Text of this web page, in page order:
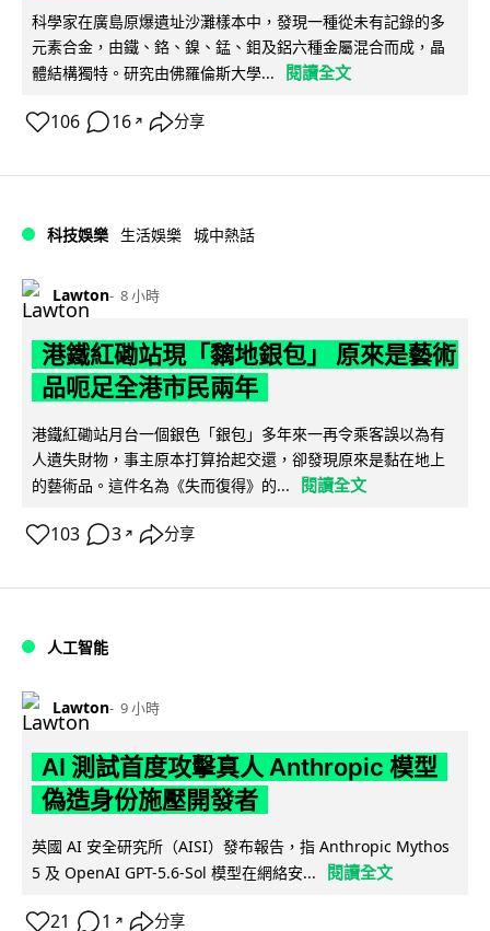
科學家在廣島原爆遺址沙灘樣本中，發現一種從未有記錄的多
元素合金，由鐵、鉻、鎳、錳、鉬及鋁六種金屬混合而成，晶
體結構獨特。研究由佛羅倫斯大學...
閱讀全文
106 16 ↗ 分享
科技娛樂 生活娛樂 城中熱話
Lawton 8 小時
港鐵紅磡站現「黐地銀包」 原來是藝術
品呃足全港市民兩年
港鐵紅磡站月台一個銀色「銀包」多年來一再令乘客誤以為有
人遺失財物，事主原本打算拾起交還，卻發現原來是黏在地上
的藝術品。這件名為《失而復得》的...
閱讀全文
103 3 ↗ 分享
人工智能
Lawton 9 小時
AI 測試首度攻擊真人 Anthropic 模型
偽造身份施壓開發者
英國 AI 安全研究所（AISI）發布報告，指 Anthropic Mythos
5 及 OpenAI GPT-5.6-Sol 模型在網絡安...
閱讀全文
21 1 ↗ 分享